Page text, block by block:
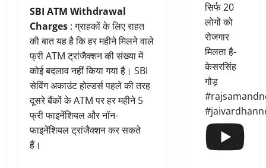
SBI ATM Withdrawal
Charges : ग्राहकों के लिए राहत
की बात यह है कि हर महीने मिलने वाले
फ्री ATM ट्रांजैक्शन की संख्या में
कोई बदलाव नहीं किया गया है। SBI
सेविंग अकाउंट होल्डर्स पहले की तरह
दूसरे बैंकों के ATM पर हर महीने 5
फ्री फाइनेंशियल और नॉन-
फाइनेंशियल ट्रांजैक्शन कर सकते
हैं।
सिर्फ 20
लोगों को
रोजगार
मिलता है-
केसरसिंह
गौड़